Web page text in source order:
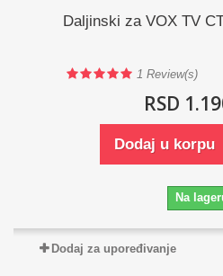
Daljinski za VOX TV
1 Review(s)
RSD
Dodaj u korpu
Na
Dodaj za upoređivanje